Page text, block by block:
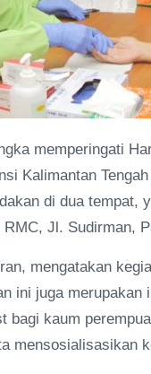
memperingati
Kalimantan
di dua tempat,
Jl. Sudirman,
mengatakan
ini juga
bagi kaum
mensosialisasikan